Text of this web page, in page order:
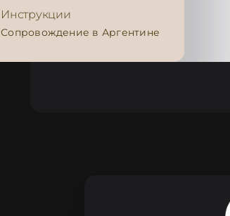
Инструкции
Сопровождение в Аргентине